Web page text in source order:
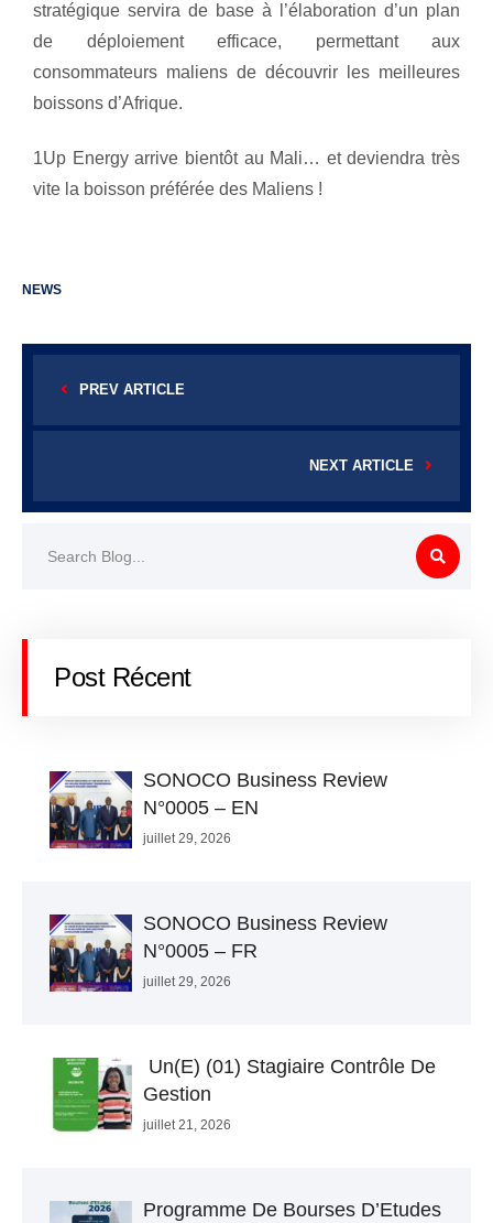
stratégique servira de base à l’élaboration d’un plan
de déploiement efficace, permettant aux
consommateurs maliens de découvrir les meilleures
boissons d’Afrique.
1Up Energy arrive bientôt au Mali… et deviendra très
vite la boisson préférée des Maliens !
NEWS
PREV ARTICLE
NEXT ARTICLE
Post Récent
SONOCO Business Review
N°0005 – EN
juillet 29, 2026
SONOCO Business Review
N°0005 – FR
juillet 29, 2026
Un(e) (01) Stagiaire Contrôle De
Gestion
juillet 21, 2026
Programme De Bourses D’Etudes